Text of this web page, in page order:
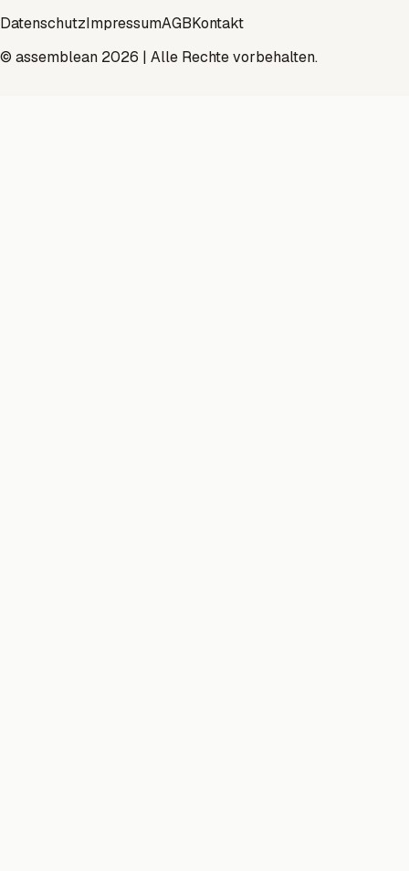
DatenschutzImpressumAGBKontakt
© assemblean 2026 | Alle Rechte vorbehalten.